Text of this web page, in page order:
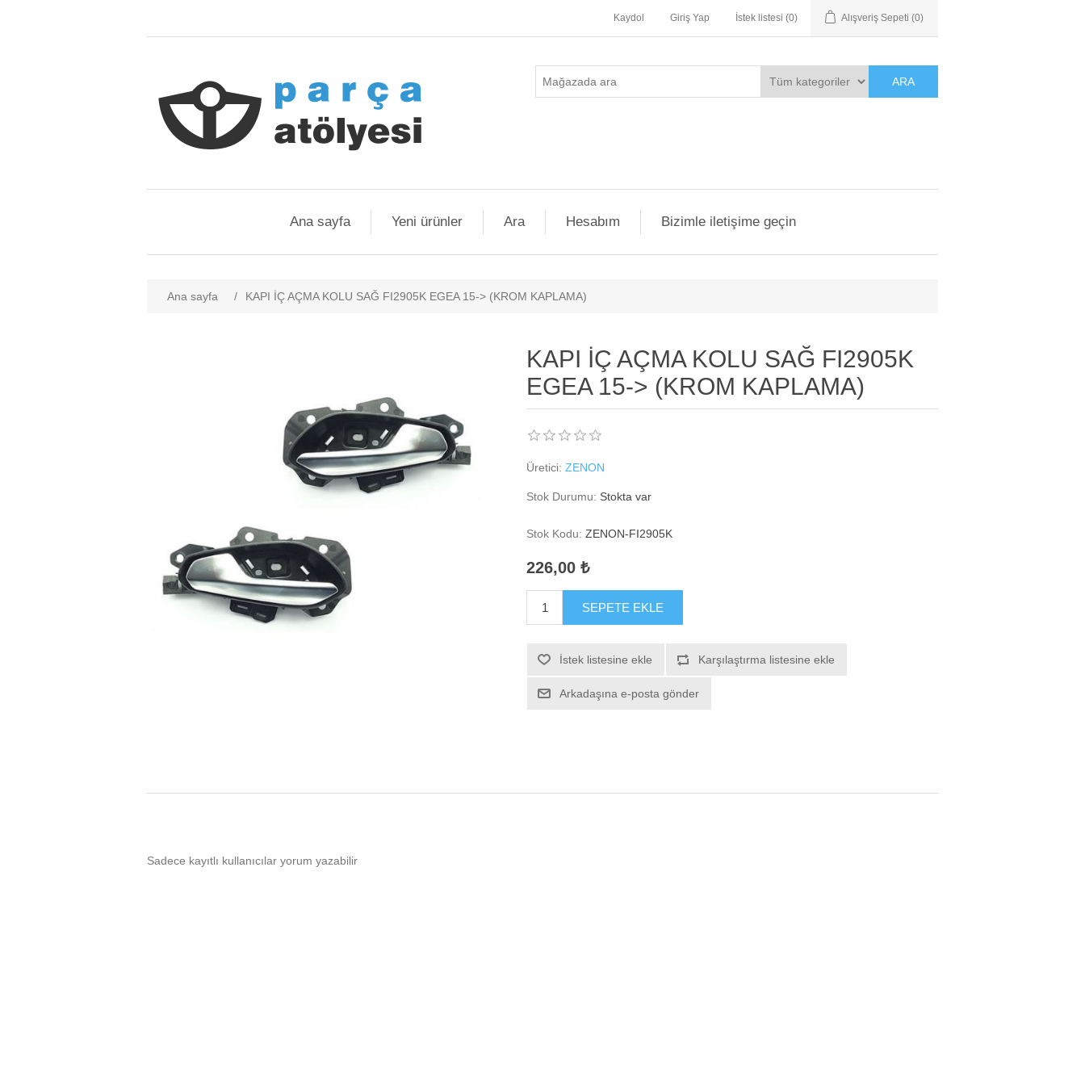
Kaydol Giriş Yap İstek listesi (0) Alışveriş Sepeti (0)
ARA
Ana sayfa Yeni ürünler Ara Hesabım Bizimle iletişime geçin
Ana sayfa / KAPI İÇ AÇMA KOLU SAĞ FI2905K EGEA 15-> (KROM KAPLAMA)
KAPI İÇ AÇMA KOLU SAĞ FI2905K
EGEA 15-> (KROM KAPLAMA)
Üretici: ZENON
Stok Durumu: Stokta var
Stok Kodu: ZENON-FI2905K
226,00 ₺
SEPETE EKLE
İstek listesine ekle Karşılaştırma listesine ekle
Arkadaşına e-posta gönder
Sadece kayıtlı kullanıcılar yorum yazabilir